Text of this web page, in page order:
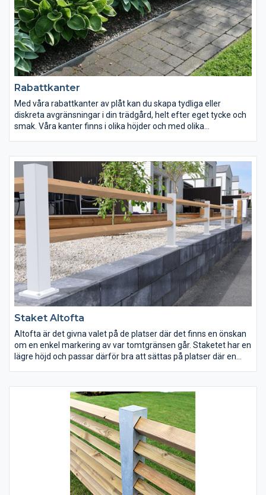
Rabattkanter
Med våra rabattkanter av plåt kan du skapa tydliga eller
diskreta avgränsningar i din trädgård, helt efter eget tycke och
smak. Våra kanter finns i olika höjder och med olika
ogräs, skilja på olika material, fungera som kantstöd, förenkla
underhåll eller att skapa en vacker miljö med tydliga linjer.
Staket Altofta
Altofta är det givna valet på de platser där det finns en önskan
om en enkel markering av var tomtgränsen går. Staketet har en
lägre höjd och passar därför bra att sättas på platser där en